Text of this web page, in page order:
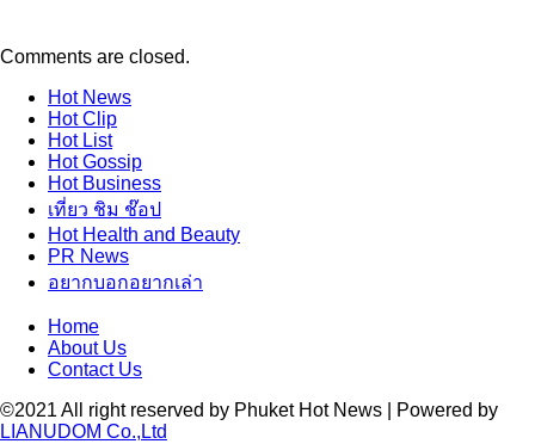
Comments are closed.
HotNews
HotClip
HotList
HotGossip
HotBusiness
เที่ยว ชิม ช๊อป
HotHealth and Beauty
PR News
อยากบอกอยากเล่า
Home
About Us
Contact Us
©2021 All right reserved by Phuket Hot News | Powered by
LIANUDOM Co.,Ltd